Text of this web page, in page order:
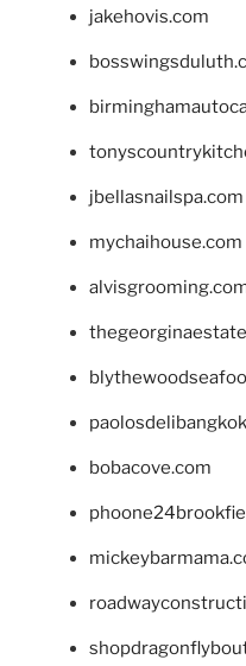
jakehovis.com
jbellasnailspa.com
mychaihouse.com
bobacove.com